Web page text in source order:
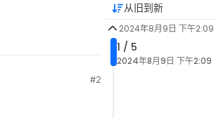
#2
从旧到新
2024年8月9日 下午2:09
1 / 5
2024年8月9日 下午2:09